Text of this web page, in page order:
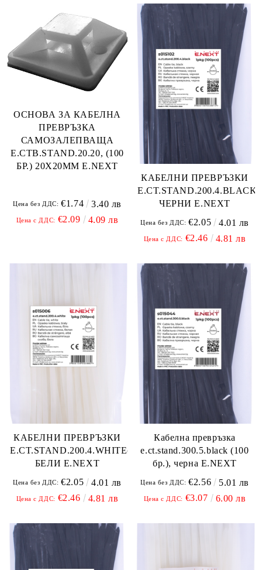
ОСНОВА ЗА КАБЕЛНА
ПРЕВРЪЗКА
САМОЗАЛЕПВАЩА
E.CTB.STAND.20.20, (100
БР.) 20Х20ММ E.NEXT
Цена без ДДС: €1.74 3.40 лв
Цена с ДДС: €2.09 4.09 лв
КАБЕЛНИ ПРЕВРЪЗКИ
ЧЕРНИ E.NEXT
Цена без ДДС: €2.05 4.01 лв
Цена с ДДС: €2.46 4.81 лв
КАБЕЛНИ ПРЕВРЪЗКИ
E.CT.STAND.200.4.WHITE(100БР.)
БЕЛИ E.NEXT
Цена без ДДС: €2.05 4.01 лв
Цена с ДДС: €2.46 4.81 лв
Кабелна превръзка
e.ct.stand.300.5.black (100
бр.), черна E.NEXT
Цена без ДДС: €2.56 5.01 лв
Цена с ДДС: €3.07 6.00 лв